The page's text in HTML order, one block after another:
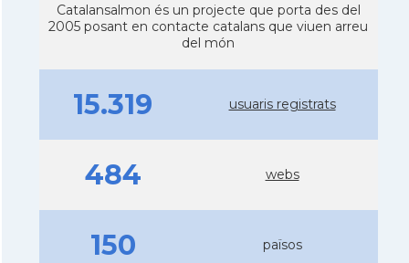
Catalansalmon és un projecte que porta des del
2005 posant en contacte catalans que viuen arreu
del món
15.319 usuaris registrats
484 webs
150 països